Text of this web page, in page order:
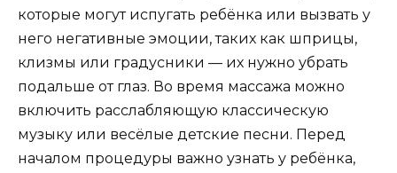
которые могут испугать ребёнка или вызвать у
него негативные эмоции, таких как шприцы,
клизмы или градусники — их нужно убрать
подальше от глаз. Во время массажа можно
включить расслабляющую классическую
музыку или весёлые детские песни. Перед
началом процедуры важно узнать у ребёнка,